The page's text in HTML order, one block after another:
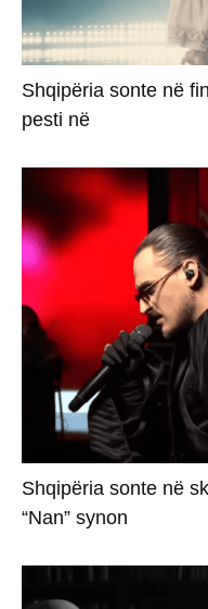
Shqipëria sonte në
pesti në
Shqipëria sonte në
“Nan” synon